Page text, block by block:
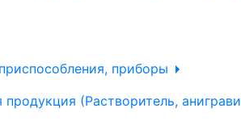
приборы
продукция (Растворитель,